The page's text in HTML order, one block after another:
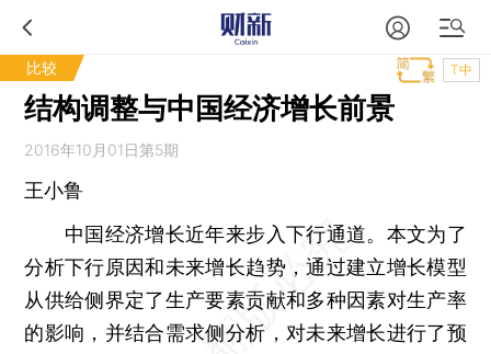
比较 T中
结构调整与中国经济增长前景
2016年10月01日第5期
王小鲁
中国经济增长近年来步入下行通道。本文为了
分析下行原因和未来增长趋势，通过建立增长模型
从供给侧界定了生产要素贡献和多种因素对生产率
的影响，并结合需求侧分析，对未来增长进行了预